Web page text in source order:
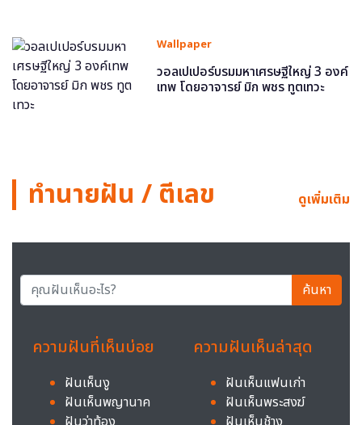
Wallpaper
วอลเปเปอร์บรมมหาเศรษฐีใหญ่ 3 องค์
เทพ โดยอาจารย์ มิก พชร ทูตเทวะ
ทำนายฝัน / ตีเลข ดูเพิ่มเติม
ค้นหา
ความฝันที่เห็นบ่อย
ฝันเห็นงู
ฝันเห็นพญานาค
ความฝันเห็นล่าสุด
ฝันเห็นแฟนเก่า
ฝันเห็นพระสงฆ์